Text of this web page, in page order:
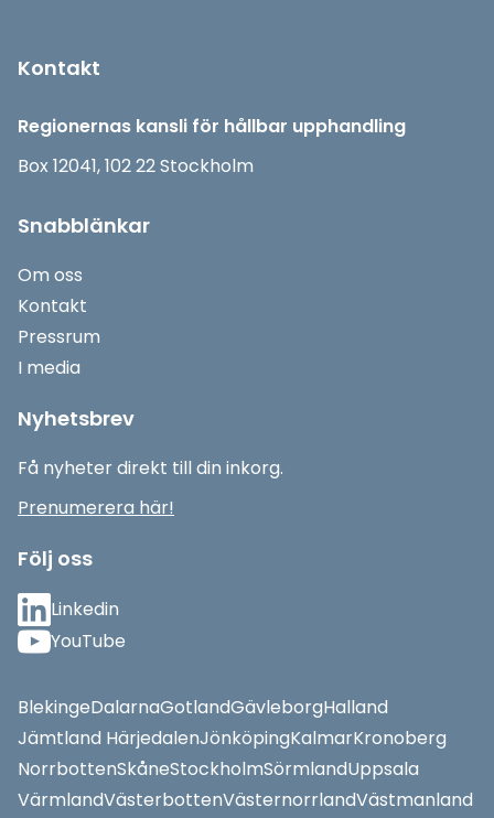
Kontakt
Regionernas kansli för hållbar upphandling
Box 12041, 102 22 Stockholm
Snabblänkar
Om oss
Kontakt
Pressrum
I media
Nyhetsbrev
Få nyheter direkt till din inkorg.
Prenumerera här!
Följ oss
Linkedin
YouTube
BlekingeDalarnaGotlandGävleborgHalland
Jämtland HärjedalenJönköpingKalmarKronoberg
NorrbottenSkåneStockholmSörmlandUppsala
VärmlandVästerbottenVästernorrlandVästmanland